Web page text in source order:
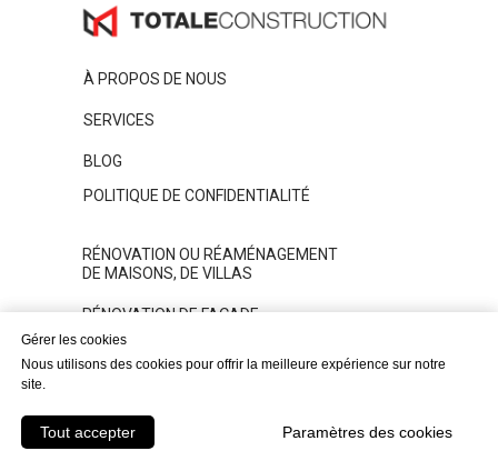
Gérer les cookies
Nous utilisons des cookies pour offrir la meilleure expérience sur notre
site.
Tout accepter Paramètres des cookies
À PROPOS DE NOUS
BLOG
POLITIQUE DE CONFIDENTIALITÉ
SERVICES
TOITURE
RÉNOVATION OU RÉAMÉNAGEMENT
DE MAISONS, DE VILLAS
RÉNOVATION DE FAÇADE
RÉNOVATION DE PISCINE
Gérer les cookies
Nous utilisons des cookies pour offrir la meilleure expérience sur notre
site.
Tout accepter Paramètres des cookies